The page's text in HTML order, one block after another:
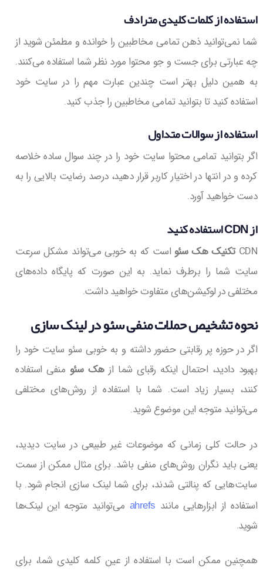
استفاده از کلمات کلیدی مترادف
شما نمی‌توانید ذهن تمامی مخاطبین را خوانده و مطمئن شوید از
چه عبارتی برای جست و جو محتوا مورد نظر شما استفاده می‌کنند.
به همین دلیل بهتر است چندین عبارت مهم را در سایت خود
استفاده کنید تا بتوانید تمامی مخاطبین را جذب کنید.
استفاده از سوالات متداول
اگر بتوانید تمامی محتوا سایت خود را در چند سوال ساده خلاصه
کرده و در انتها در اختیار کاربر قرار دهید، درصد رضایت بالایی را به
دست خواهید آورد.
از CDN استفاده کنید
CDN تکنیک هک سئو است که به خوبی می‌تواند مشکل سرعت
سایت شما را برطرف نماید. به این صورت که پایگاه داده‌های
مختلفی در لوکیشن‌های متفاوت خواهید داشت.
نحوه تشخیص حملات منفی سئو در لینک سازی
اگر در حوزه پر رقابتی حضور داشته و به خوبی سئو سایت خود را
بهبود دادید، احتمال اینکه رقبای شما ازهک سئو منفی استفاده
کنند، بسیار زیاد است. شما با استفاده از روش‌های مختلفی
می‌توانید متوجه این موضوع شوید.
در حالت کلی زمانی که موضوعات غیر طبیعی در سایت دیدید،
یعنی باید نگران روش‌های منفی باشد. برای مثال ممکن از سمت
سایت‌هایی که پنالتی شدند، برای شما لینک سازی انجام شود. با
استفاده از ابزارهایی مانند ahrefs می‌توانید متوجه این لینک‌ها
شوید.
همچنین ممکن است با استفاده از عین کلمه کلیدی شما، برای